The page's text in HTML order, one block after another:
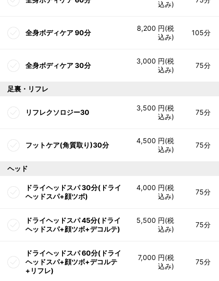
込み)
全身ボディケア 90分
8,200 円(税
込み)
105分
全身ボディケア 30分
3,000 円(税
込み)
75分
足裏・リフレ
リフレクソロジー30
3,500 円(税
込み)
75分
フットケア(角質取り)30分
4,500 円(税
込み)
75分
ヘッド
ドライヘッドスパ 30分(ドライ
ヘッドスパ+顔ツボ)
4,000 円(税
込み)
75分
ドライヘッドスパ 45分(ドライ
ヘッドスパ+顔ツボ+デコルテ)
5,500 円(税
込み)
75分
ドライヘッドスパ 60分(ドライ
ヘッドスパ+顔ツボ+デコルテ
+リフレ)
7,000 円(税
込み)
75分